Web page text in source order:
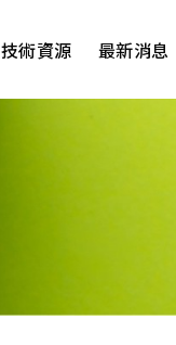
技術資源 最新消息